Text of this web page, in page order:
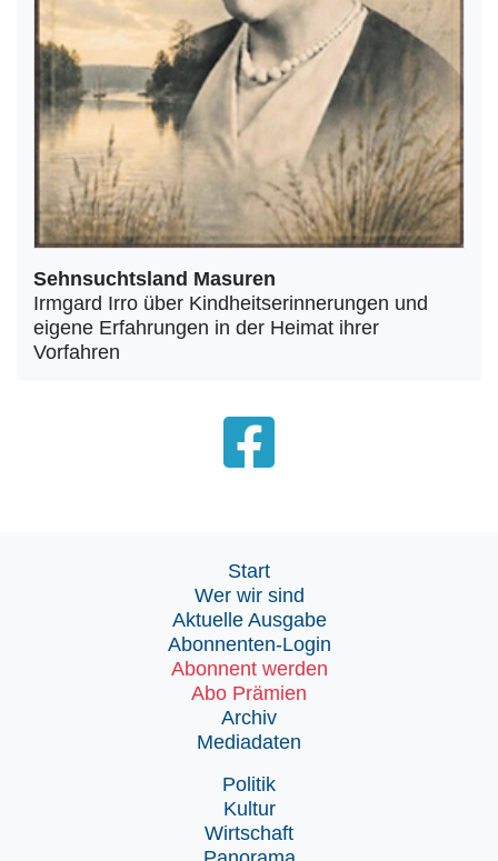
Sehnsuchtsland Masuren
Irmgard Irro über Kindheitserinnerungen und
eigene Erfahrungen in der Heimat ihrer
Vorfahren
Start
Wer wir sind
Aktuelle Ausgabe
Abonnenten-Login
Abonnent werden
Abo Prämien
Archiv
Mediadaten
Politik
Kultur
Wirtschaft